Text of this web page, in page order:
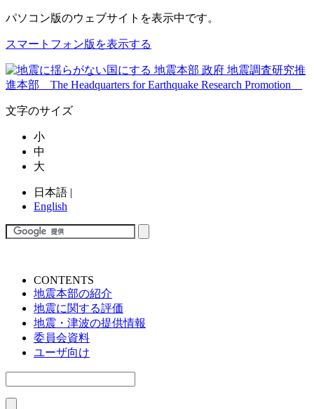
パソコン版のウェブサイトを表示中です。
スマートフォン版を表示する
文字のサイズ
小
中
大
日本語 |
English
CONTENTS
地震本部の紹介
地震に関する評価
地震・津波の提供情報
委員会資料
ユーザ向け